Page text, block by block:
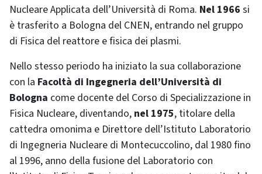
Nucleare Applicata dell’Università di Roma. Nel 1966 si
è trasferito a Bologna del CNEN, entrando nel gruppo
di Fisica del reattore e fisica dei plasmi.
Nello stesso periodo ha iniziato la sua collaborazione
con la Facoltà di Ingegneria dell’Università di
Bologna come docente del Corso di Specializzazione in
Fisica Nucleare, diventando, nel 1975, titolare della
cattedra omonima e Direttore dell’Istituto Laboratorio
di Ingegneria Nucleare di Montecuccolino, dal 1980 fino
al 1996, anno della fusione del Laboratorio con